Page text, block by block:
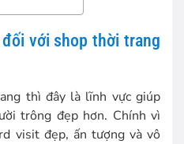
với shop thời trang
thì đây là lĩnh vực giúp
trông đẹp hơn. Chính vì
visit đẹp, ấn tượng và vô